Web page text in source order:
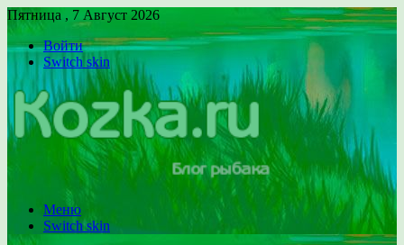
Пятница , 7 Август 2026
Войти
Switch skin
Меню
Switch skin